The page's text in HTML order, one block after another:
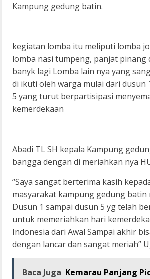
Kampung gedung batin.
kegiatan lomba itu meliputi lomba
lomba nasi tumpeng, panjat pinang
banyk lagi Lomba lain nya yang
di ikuti oleh warga mulai dari dusun
5 yang turut berpartisipasi
kemerdekaan
Abadi TL SH kepala Kampung
bangga dengan di meriahkan nya
“Saya sangat berterima kasih
masyarakat kampung gedung batin
Dusun 1 sampai dusun 5 yg telah
untuk memeriahkan hari
Indonesia dari Awal Sampai akhir
dengan lancar dan sangat meriah”
Baca Juga Kemarau Panjang